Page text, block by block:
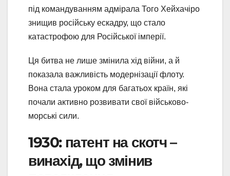
під командуванням адмірала Того Хейхачіро
знищив російську ескадру, що стало
катастрофою для Російської імперії.
Ця битва не лише змінила хід війни, а й
показала важливість модернізації флоту.
Вона стала уроком для багатьох країн, які
почали активно розвивати свої військово-
морські сили.
1930: патент на скотч –
винахід, що змінив